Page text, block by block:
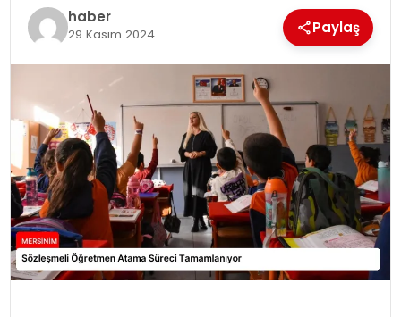
OTOMOBIL
haber
29 Kasım 2024 Paylaş